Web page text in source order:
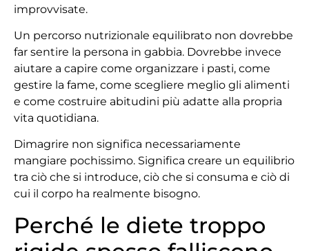
improvvisate.
Un percorso nutrizionale equilibrato non dovrebbe
far sentire la persona in gabbia. Dovrebbe invece
aiutare a capire come organizzare i pasti, come
gestire la fame, come scegliere meglio gli alimenti
e come costruire abitudini più adatte alla propria
vita quotidiana.
Dimagrire non significa necessariamente
mangiare pochissimo. Significa creare un equilibrio
tra ciò che si introduce, ciò che si consuma e ciò di
cui il corpo ha realmente bisogno.
Perché le diete troppo